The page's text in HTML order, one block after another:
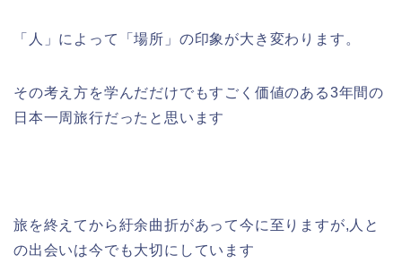
「人」によって「場所」の印象が大き変わります。
その考え方を学んだだけでもすごく価値のある3年間の
日本一周旅行だったと思います
旅を終えてから紆余曲折があって今に至りますが,人と
の出会いは今でも大切にしています